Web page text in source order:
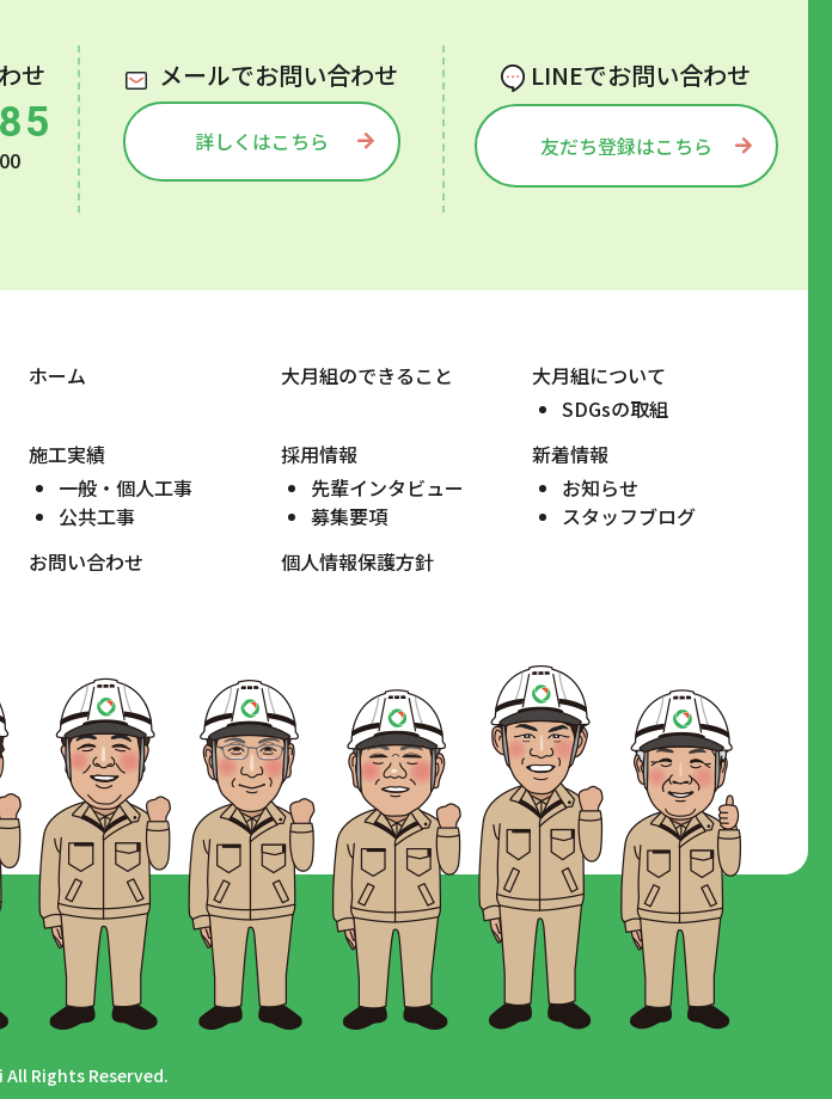
せ メールでお問い合わせ
詳しくはこちら
LINEでお問い合わせ
友だち登録はこちら
ホーム 大月組のできること
大月組について
SDGsの取組
施工実績
一般・個人工事
公共工事
採用情報
先輩インタビュー
募集要項
新着情報
お知らせ
スタッフブログ
お問い合わせ
個人情報保護方針
Rights Reserved.